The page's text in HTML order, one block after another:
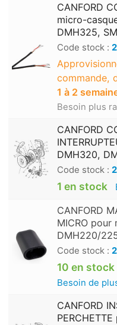
CANFORD
micro-
DMH325,
Code stock :
commande,
1 à 2
Besoin plus
CANFORD
DMH320,
Code stock :
1 en stock
CANFORD
MICRO pour
DMH220/
Code stock :
10 en stock
Besoin de
CANFORD